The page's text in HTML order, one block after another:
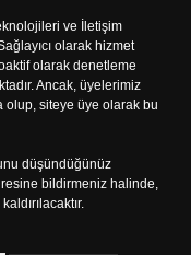
ve İletişim
olarak hizmet
olarak denetleme
Ancak, üyelerimiz
olup, siteye üye olarak bu
düşündüğünüz
bildirmeniz halinde,